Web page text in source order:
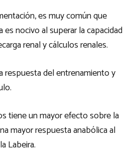
es muy común que
nocivo al superar la capacidad
renal y cálculos renales.
respuesta del entrenamiento y
tiene un mayor efecto sobre la
mayor respuesta anabólica al
Labeira.